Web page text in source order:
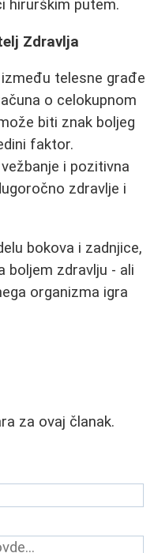
hirurškim putem.
Zdravlja
telesne građe
o celokupnom
biti znak boljeg
faktor.
i pozitivna
zdravlje i
bokova i zadnjice,
boljem zdravlju - ali
organizma igra
za ovaj članak.